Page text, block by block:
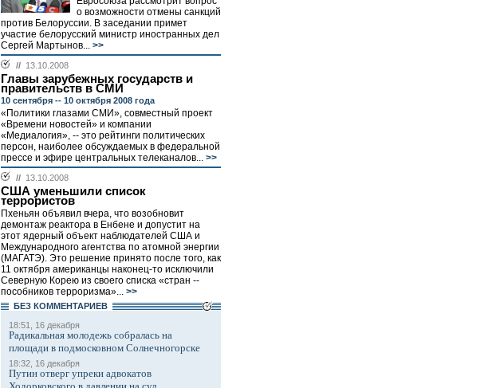
о возможности отмены санкций
против Белоруссии. В заседании примет
участие белорусский министр иностранных дел
Сергей Мартынов... >>
// 13.10.2008
Главы зарубежных государств и
правительств в СМИ
10 сентября -- 10 октября 2008 года
«Политики глазами СМИ», совместный проект
«Времени новостей» и компании
«Медиалогия», -- это рейтинги политических
персон, наиболее обсуждаемых в федеральной
прессе и эфире центральных телеканалов... >>
// 13.10.2008
США уменьшили список
террористов
Пхеньян объявил вчера, что возобновит
демонтаж реактора в Енбене и допустит на
этот ядерный объект наблюдателей США и
Международного агентства по атомной энергии
(МАГАТЭ). Это решение принято после того, как
11 октября американцы наконец-то исключили
Северную Корею из своего списка «стран --
пособников терроризма»... >>
БЕЗ КОМMЕНТАРИЕВ
18:51, 16 декабря
Радикальная молодежь собралась на
площади в подмосковном Солнечногорске
18:32, 16 декабря
Путин отверг упреки адвокатов